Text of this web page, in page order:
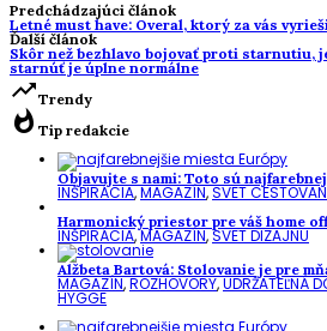
Predchádzajúci článok
Letné must have: Overal, ktorý za vás
Ďalší článok
Skôr než bezhlavo bojovať proti starnutiu,
starnúť je úplne normálne
trending_upTrendy
whatshot Tip redakcie
Objavujte s nami: Toto sú
INŠPIRÁCIA,MAGAZÍN,SVET
Harmonický priestor pre váš home
INŠPIRÁCIA,MAGAZÍN,SVET DIZAJNU
Alžbeta Bartová: Stolovanie je pre
MAGAZÍN,ROZHOVORY,UDRŽATEĽNÁ
HYGGE